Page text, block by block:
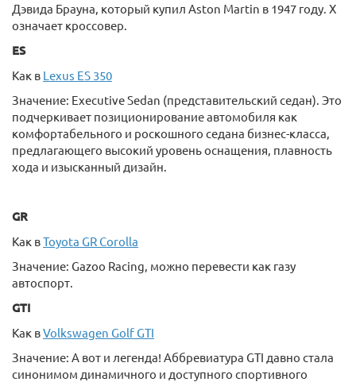
Дэвида Брауна, который купил Aston Martin в 1947 году. X
означает кроссовер.
ES
Как в Lexus ES 350
Значение: Executive Sedan (представительский седан). Это
подчеркивает позиционирование автомобиля как
комфортабельного и роскошного седана бизнес-класса,
предлагающего высокий уровень оснащения, плавность
хода и изысканный дизайн.
GR
Как вToyota GR Corolla
Значение: Gazoo Racing, можно перевести как газу
автоспорт.
GTI
Как вVolkswagen Golf GTI
Значение: А вот и легенда! Аббревиатура GTI давно стала
синонимом динамичного и доступного спортивного